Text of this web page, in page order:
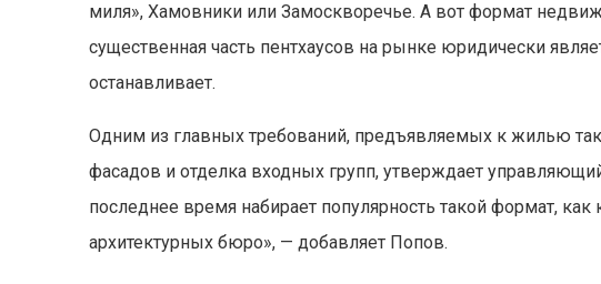
миля», Хамовники или Замоскворечье. А вот формат
существенная часть пентхаусов на рынке юридически
останавливает.
Одним из главных требований, предъявляемых к жилью
фасадов и отделка входных групп, утверждает
последнее время набирает популярность такой формат,
архитектурных бюро», — добавляет Попов.